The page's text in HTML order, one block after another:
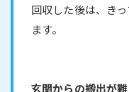
回収した後は、き
ます。
玄関からの搬出が